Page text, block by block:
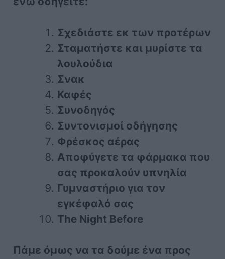
Σχεδιάστε εκ των προτέρων
Σταματήστε και μυρίστε τα
λουλούδια
Σνακ
Καφές
Συνοδηγός
Συντονισμοί οδήγησης
Φρέσκος αέρας
Αποφύγετε τα φάρμακα που
σας προκαλούν υπνηλία
Γυμναστήριο για τον
εγκέφαλό σας
The Night Before
Πάμε όμως να τα δούμε ένα προς